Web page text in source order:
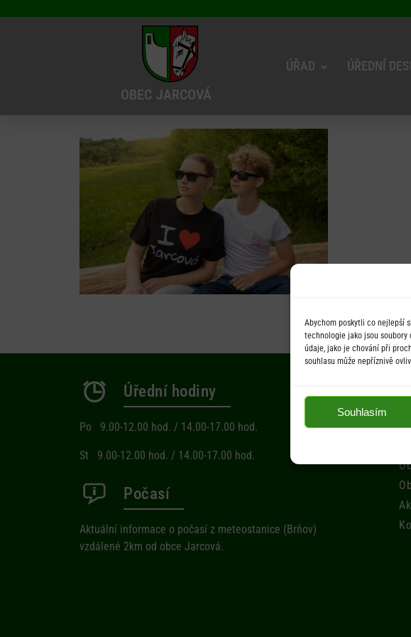
Abychom poskytli co nejlepší
technologie jako jsou
údaje, jako je chování při
souhlasu může nepříznivě
Souhlasím
OBEC JARCOVÁ
ÚŘAD ÚŘEDNÍ
Úřední hodiny
Po 9.00-12.00 hod. / 14.00-17.00 hod.
St 9.00-12.00 hod. / 14.00-17.00 hod.
Počasí
Aktuální informace o počasí z meteostanice (Brňov)
vzdálené 2km od obce Jarcová.